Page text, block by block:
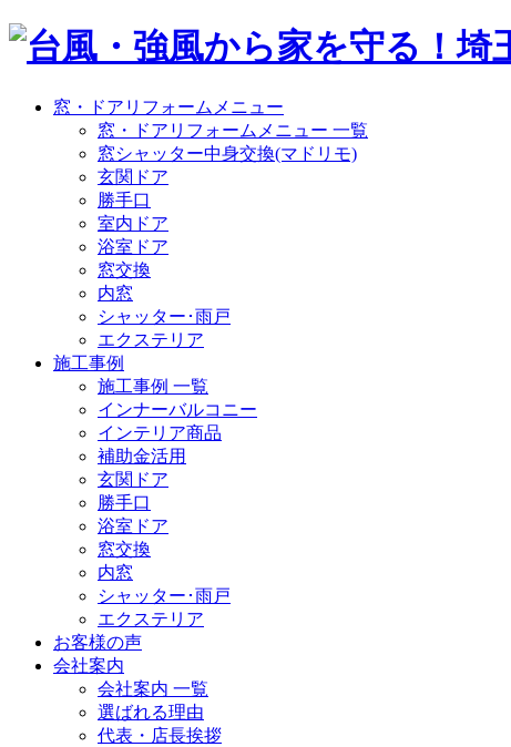
窓・ドアリフォームメニュー
窓・ドアリフォームメニュー 一覧
窓シャッター中身交換(マドリモ)
玄関ドア
勝手口
室内ドア
浴室ドア
窓交換
内窓
シャッター･雨戸
エクステリア
施工事例
施工事例 一覧
インナーバルコニー
インテリア商品
補助金活用
玄関ドア
勝手口
浴室ドア
窓交換
内窓
シャッター･雨戸
エクステリア
お客様の声
会社案内
会社案内 一覧
選ばれる理由
代表・店長挨拶